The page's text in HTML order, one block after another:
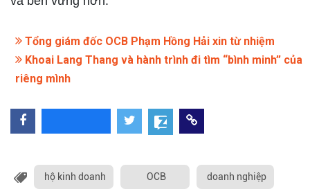
Tổng giám đốc OCB Phạm Hồng Hải xin từ nhiệm
Khoai Lang Thang và hành trình đi tìm “bình minh” của
riêng mình
hộ kinh doanh OCB doanh nghiệp